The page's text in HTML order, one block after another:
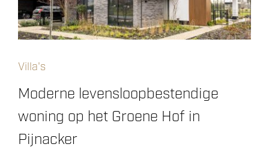
Moderne levensloopbestendige
woning op het Groene Hof in
Pijnacker
Villa's